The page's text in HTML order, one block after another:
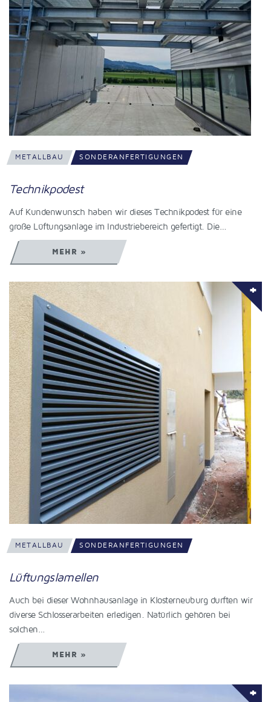
METALLBAU SONDERANFERTIGUNGEN
Technikpodest
Auf Kundenwunsch haben wir dieses Technikpodest für eine
große Lüftungsanlage im Industriebereich gefertigt. Die…
MEHR »
METALLBAU SONDERANFERTIGUNGEN
Lüftungslamellen
Auch bei dieser Wohnhausanlage in Klosterneuburg durften wir
diverse Schlosserarbeiten erledigen. Natürlich gehören bei
solchen…
MEHR »